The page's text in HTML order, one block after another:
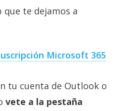
que te dejamos a
Microsoft 365
tu cuenta de Outlook o
vete a la pestaña